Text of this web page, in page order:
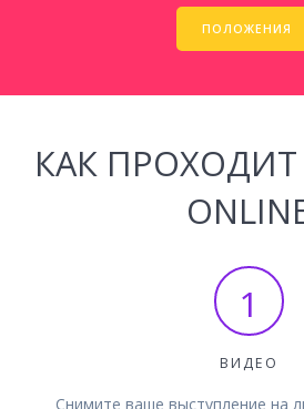
ПОЛОЖЕНИЯ
КАК
1
ВИДЕО
Снимите ваше выступление на